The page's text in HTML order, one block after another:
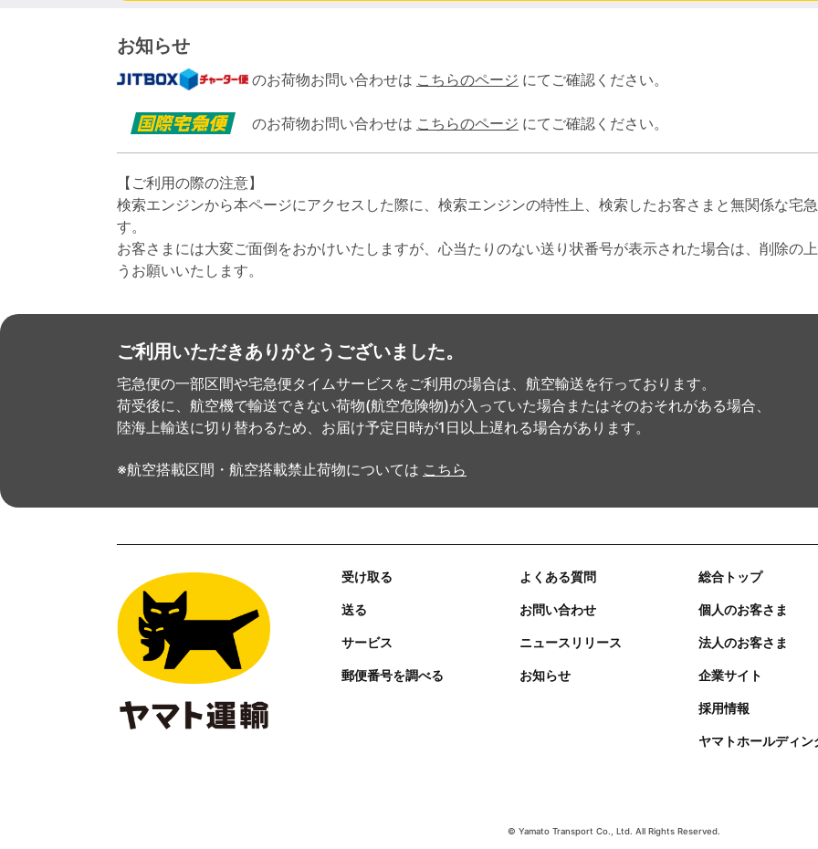
お知らせ
のお荷物お問い合わせは こちらのページ にてご確認ください。
のお荷物お問い合わせは こちらのページ にてご確認ください。
【ご利用の際の注意】
検索エンジンから本ページにアクセスした際に、検索エンジンの特性上、検索したお客さまと無関係な宅
す。
お客さまには大変ご面倒をおかけいたしますが、心当たりのない送り状番号が表示された場合は、削除の
うお願いいたします。
ご利用いただきありがとうございました。
宅急便の一部区間や宅急便タイムサービスをご利用の場合は、航空輸送を行っております。
荷受後に、航空機で輸送できない荷物(航空危険物)が入っていた場合またはそのおそれがある場合、
陸海上輸送に切り替わるため、お届け予定日時が1日以上遅れる場合があります。
※航空搭載区間・航空搭載禁止荷物については こちら
受け取る
送る
サービス
郵便番号を調べる
よくある質問
お問い合わせ
ニュースリリース
お知らせ
総合トップ
個人のお客さま
法人のお客さま
企業サイト
採用情報
ヤマトホールディン
© Yamato Transport Co., Ltd. All Rights Reserved.